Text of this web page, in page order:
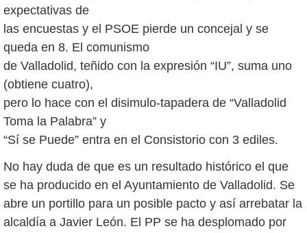
expectativas de
las encuestas y el PSOE pierde un concejal y se
queda en 8. El comunismo
de Valladolid, teñido con la expresión “IU”, suma uno
(obtiene cuatro),
pero lo hace con el disimulo-tapadera de “Valladolid
Toma la Palabra” y
“Sí se Puede” entra en el Consistorio con 3 ediles.
No hay duda de que es un resultado histórico el que
se ha producido en el Ayuntamiento de Valladolid. Se
abre un portillo para un posible pacto y así arrebatar la
alcaldía a Javier León. El PP se ha desplomado por